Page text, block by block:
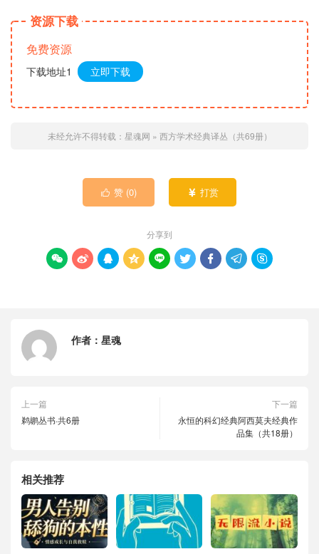
资源下载
免费资源
下载地址1 立即下载
未经允许不得转载： 星魂网 » 西方学术经典译丛（共69册）
 赞 (0)  打赏
分享到
        
作者： 星魂
上一篇
鹈鹕丛书·共6册
下一篇
永恒的科幻经典阿西莫夫经典作
品集（共18册）
相关推荐